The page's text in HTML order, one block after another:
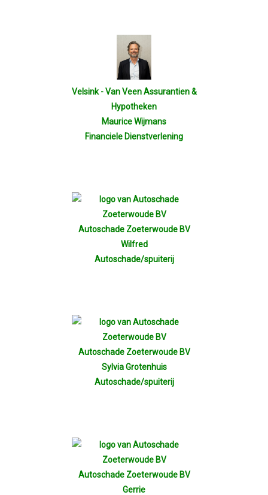
Velsink - Van Veen Assurantien &
Hypotheken
Maurice Wijmans
Financiele Dienstverlening
Autoschade Zoeterwoude BV
Wilfred
Autoschade/spuiterij
Autoschade Zoeterwoude BV
Sylvia Grotenhuis
Autoschade/spuiterij
Autoschade Zoeterwoude BV
Gerrie